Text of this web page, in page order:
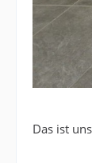
Das ist